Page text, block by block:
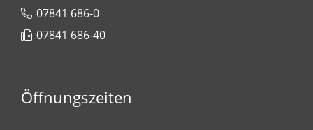
07841 686-0
07841 686-40
Öffnungszeiten